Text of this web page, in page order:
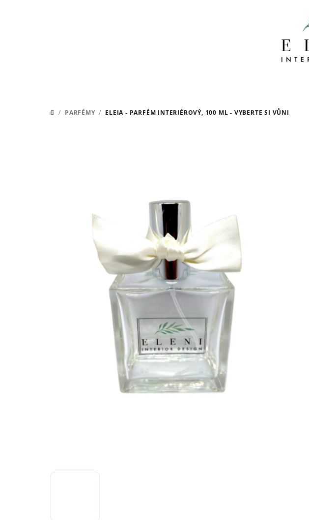
DOMŮ
/ PARFÉMY / ELEIA - PARFÉM INTERIÉROVÝ, 100 ML - VYBERTE SI VŮNI